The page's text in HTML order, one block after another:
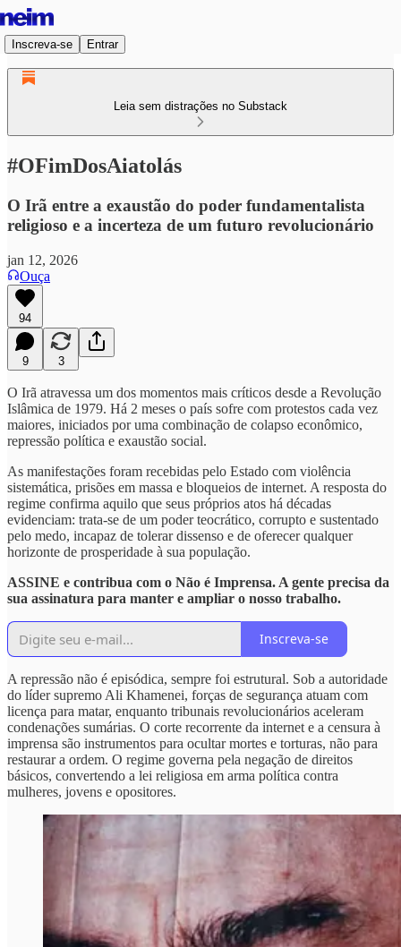
Inscreva-se Entrar
Leia sem distrações no Substack
#OFimDosAiatolás
O Irã entre a exaustão do poder fundamentalista
religioso e a incerteza de um futuro revolucionário
jan 12, 2026
Ouça
94
9 3
O Irã atravessa um dos momentos mais críticos desde a Revolução
Islâmica de 1979. Há 2 meses o país sofre com protestos cada vez
maiores, iniciados por uma combinação de colapso econômico,
repressão política e exaustão social.
As manifestações foram recebidas pelo Estado com violência
sistemática, prisões em massa e bloqueios de internet. A resposta do
regime confirma aquilo que seus próprios atos há décadas
evidenciam: trata-se de um poder teocrático, corrupto e sustentado
pelo medo, incapaz de tolerar dissenso e de oferecer qualquer
horizonte de prosperidade à sua população.
ASSINE e contribua com o Não é Imprensa. A gente precisa da
sua assinatura para manter e ampliar o nosso trabalho.
Inscreva-se
A repressão não é episódica, sempre foi estrutural. Sob a autoridade
do líder supremo Ali Khamenei, forças de segurança atuam com
licença para matar, enquanto tribunais revolucionários aceleram
condenações sumárias. O corte recorrente da internet e a censura à
imprensa são instrumentos para ocultar mortes e torturas, não para
restaurar a ordem. O regime governa pela negação de direitos
básicos, convertendo a lei religiosa em arma política contra
mulheres, jovens e opositores.